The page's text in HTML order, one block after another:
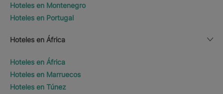
Hoteles en Montenegro
Hoteles en Portugal
Hoteles en África
Hoteles en África
Hoteles en Marruecos
Hoteles en Túnez